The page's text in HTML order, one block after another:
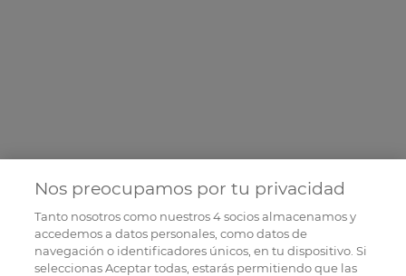
Nos preocupamos por tu privacidad
Tanto nosotros como nuestros4socios almacenamos y
accedemos a datos personales, como datos de
navegación o identificadores únicos, en tu dispositivo. Si
seleccionas Aceptar todas, estarás permitiendo que las